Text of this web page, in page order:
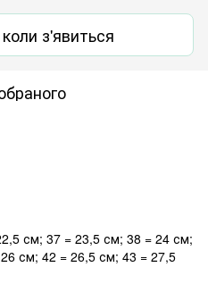
з'явиться
см; 37 = 23,5 см; 38 = 24 см;
см; 42 = 26,5 см; 43 = 27,5